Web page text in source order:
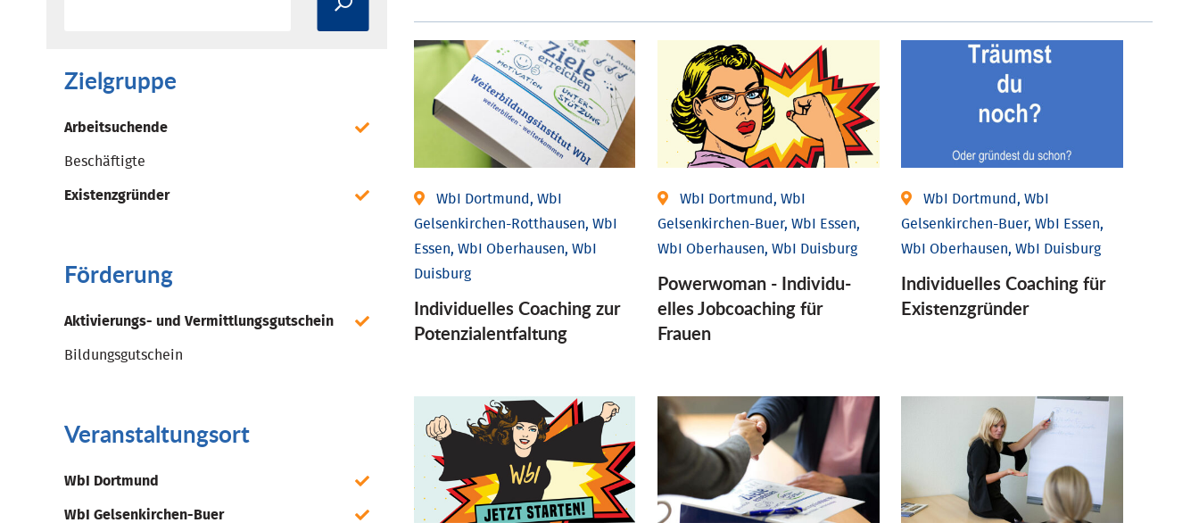
Zielgruppe
Arbeitsuchende
Beschäftigte
Existenzgründer
Förderung
Aktivierungs- und Vermittlungsgutschein
Bildungsgutschein
Veranstaltungsort
WbI Dortmund
WbI Gelsenkirchen-Buer
WbI Dortmund, WbI
Gelsenkirchen-Rotthausen, WbI
Essen, WbI Oberhausen, WbI
Duisburg
Individuelles Coaching zur
Potenzialentfaltung
WbI Dortmund, WbI
Gelsenkirchen-Buer, WbI Essen,
WbI Oberhausen, WbI Duisburg
Powerwoman - Individu­
elles Job­coaching für
Frauen
WbI Dortmund, WbI
Gelsenkirchen-Buer, WbI Essen,
WbI Oberhausen, WbI Duisburg
Individu­elles Coaching für
Existenz­gründer